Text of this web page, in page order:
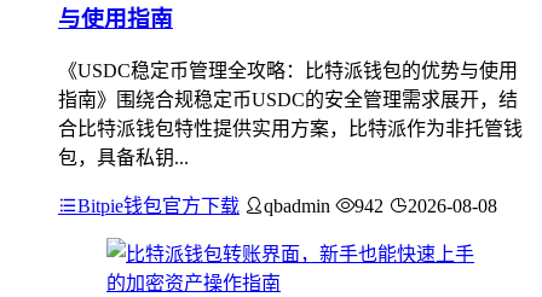
与使用指南
《USDC稳定币管理全攻略：比特派钱包的优势与使用
指南》围绕合规稳定币USDC的安全管理需求展开，结
合比特派钱包特性提供实用方案，比特派作为非托管钱
包，具备私钥...
Bitpie钱包官方下载 qbadmin 942 2026-08-08